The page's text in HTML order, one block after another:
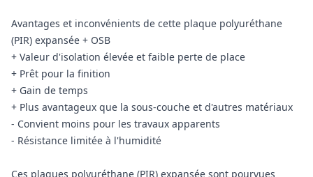
Avantages et inconvénients de cette plaque polyuréthane
(PIR) expansée + OSB
+ Valeur d'isolation élevée et faible perte de place
+ Prêt pour la finition
+ Gain de temps
+ Plus avantageux que la sous-couche et d'autres matériaux
- Convient moins pour les travaux apparents
- Résistance limitée à l'humidité
Ces plaques polyuréthane (PIR) expansée sont pourvues